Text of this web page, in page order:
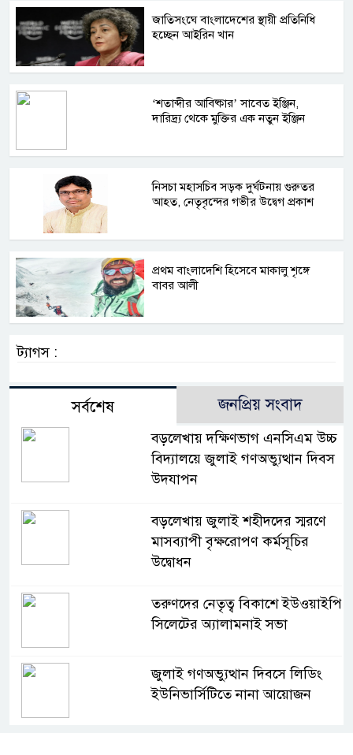
জাতিসংঘে বাংলাদেশের স্থায়ী প্রতিনিধি
হচ্ছেন আইরিন খান
‘শতাব্দীর আবিষ্কার’ সাবেত ইঞ্জিন,
দারিদ্র্য থেকে মুক্তির এক নতুন ইঞ্জিন
নিসচা মহাসচিব সড়ক দুর্ঘটনায় গুরুতর
আহত, নেতৃবৃন্দের গভীর উদ্বেগ প্রকাশ
প্রথম বাংলাদেশি হিসেবে মাকালু শৃঙ্গে
বাবর আলী
ট্যাগস :
সর্বশেষ জনপ্রিয় সংবাদ
বড়লেখায় দক্ষিণভাগ এনসিএম উচ্চ
বিদ্যালয়ে জুলাই গণঅভ্যুত্থান দিবস
উদযাপন
বড়লেখায় জুলাই শহীদদের স্মরণে
মাসব্যাপী বৃক্ষরোপণ কর্মসূচির
উদ্বোধন
তরুণদের নেতৃত্ব বিকাশে ইউওয়াইপি
সিলেটের অ্যালামনাই সভা
জুলাই গণঅভ্যুত্থান দিবসে লিডিং
ইউনিভার্সিটিতে নানা আয়োজন